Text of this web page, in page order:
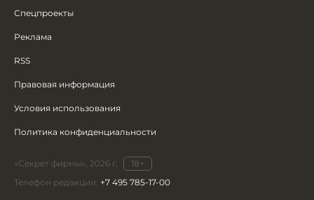
Спецпроекты
Реклама
RSS
Правовая информация
Условия использования
Политика конфиденциальности
«Секрет фирмы», 2026 г.
18+
Телефон редакции: +7 495 785-17-00